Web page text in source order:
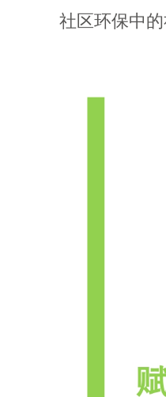
社区环保中